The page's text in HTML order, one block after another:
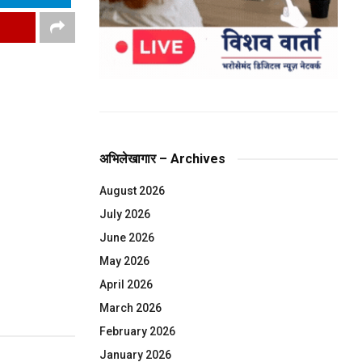
अभिलेखागार – Archives
August 2026
July 2026
June 2026
May 2026
April 2026
March 2026
February 2026
January 2026